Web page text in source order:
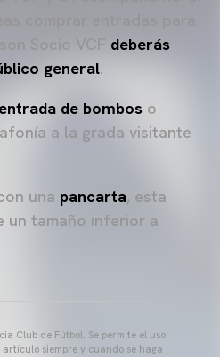
Socio VCF deberás
general.
de bombos o
a la grada visitante
una pancarta, esta
un tamaño inferior a
Club de Fútbol. Se permite el uso
siempre y cuando se haga